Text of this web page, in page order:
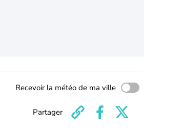
Recevoir la météo de ma ville
Partager